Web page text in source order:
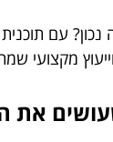
נכון? עם
מקצועי